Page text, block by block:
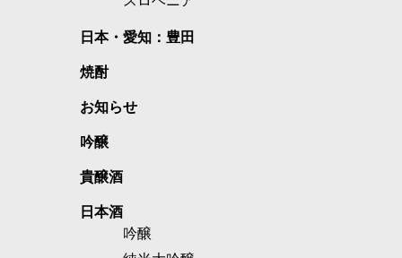
日本・愛知：豊田
焼酎
お知らせ
吟醸
貴醸酒
日本酒
吟醸